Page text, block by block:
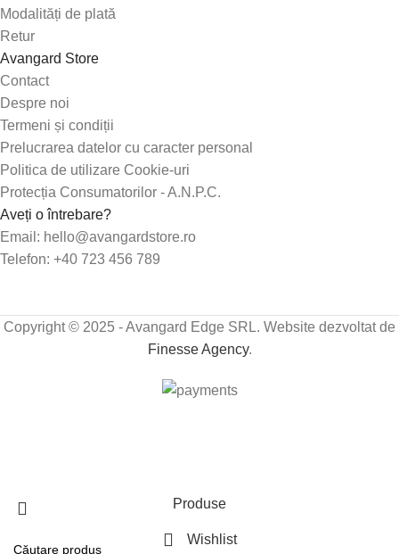
Modalități de plată
Retur
Avangard Store
Contact
Despre noi
Termeni și condiții
Prelucrarea datelor cu caracter personal
Politica de utilizare Cookie-uri
Protecția Consumatorilor - A.N.P.C.
Aveți o întrebare?
Email: hello@avangardstore.ro
Telefon: +40 723 456 789
Copyright © 2025 - Avangard Edge SRL. Website dezvoltat de
Finesse Agency.
Produse
Wishlist